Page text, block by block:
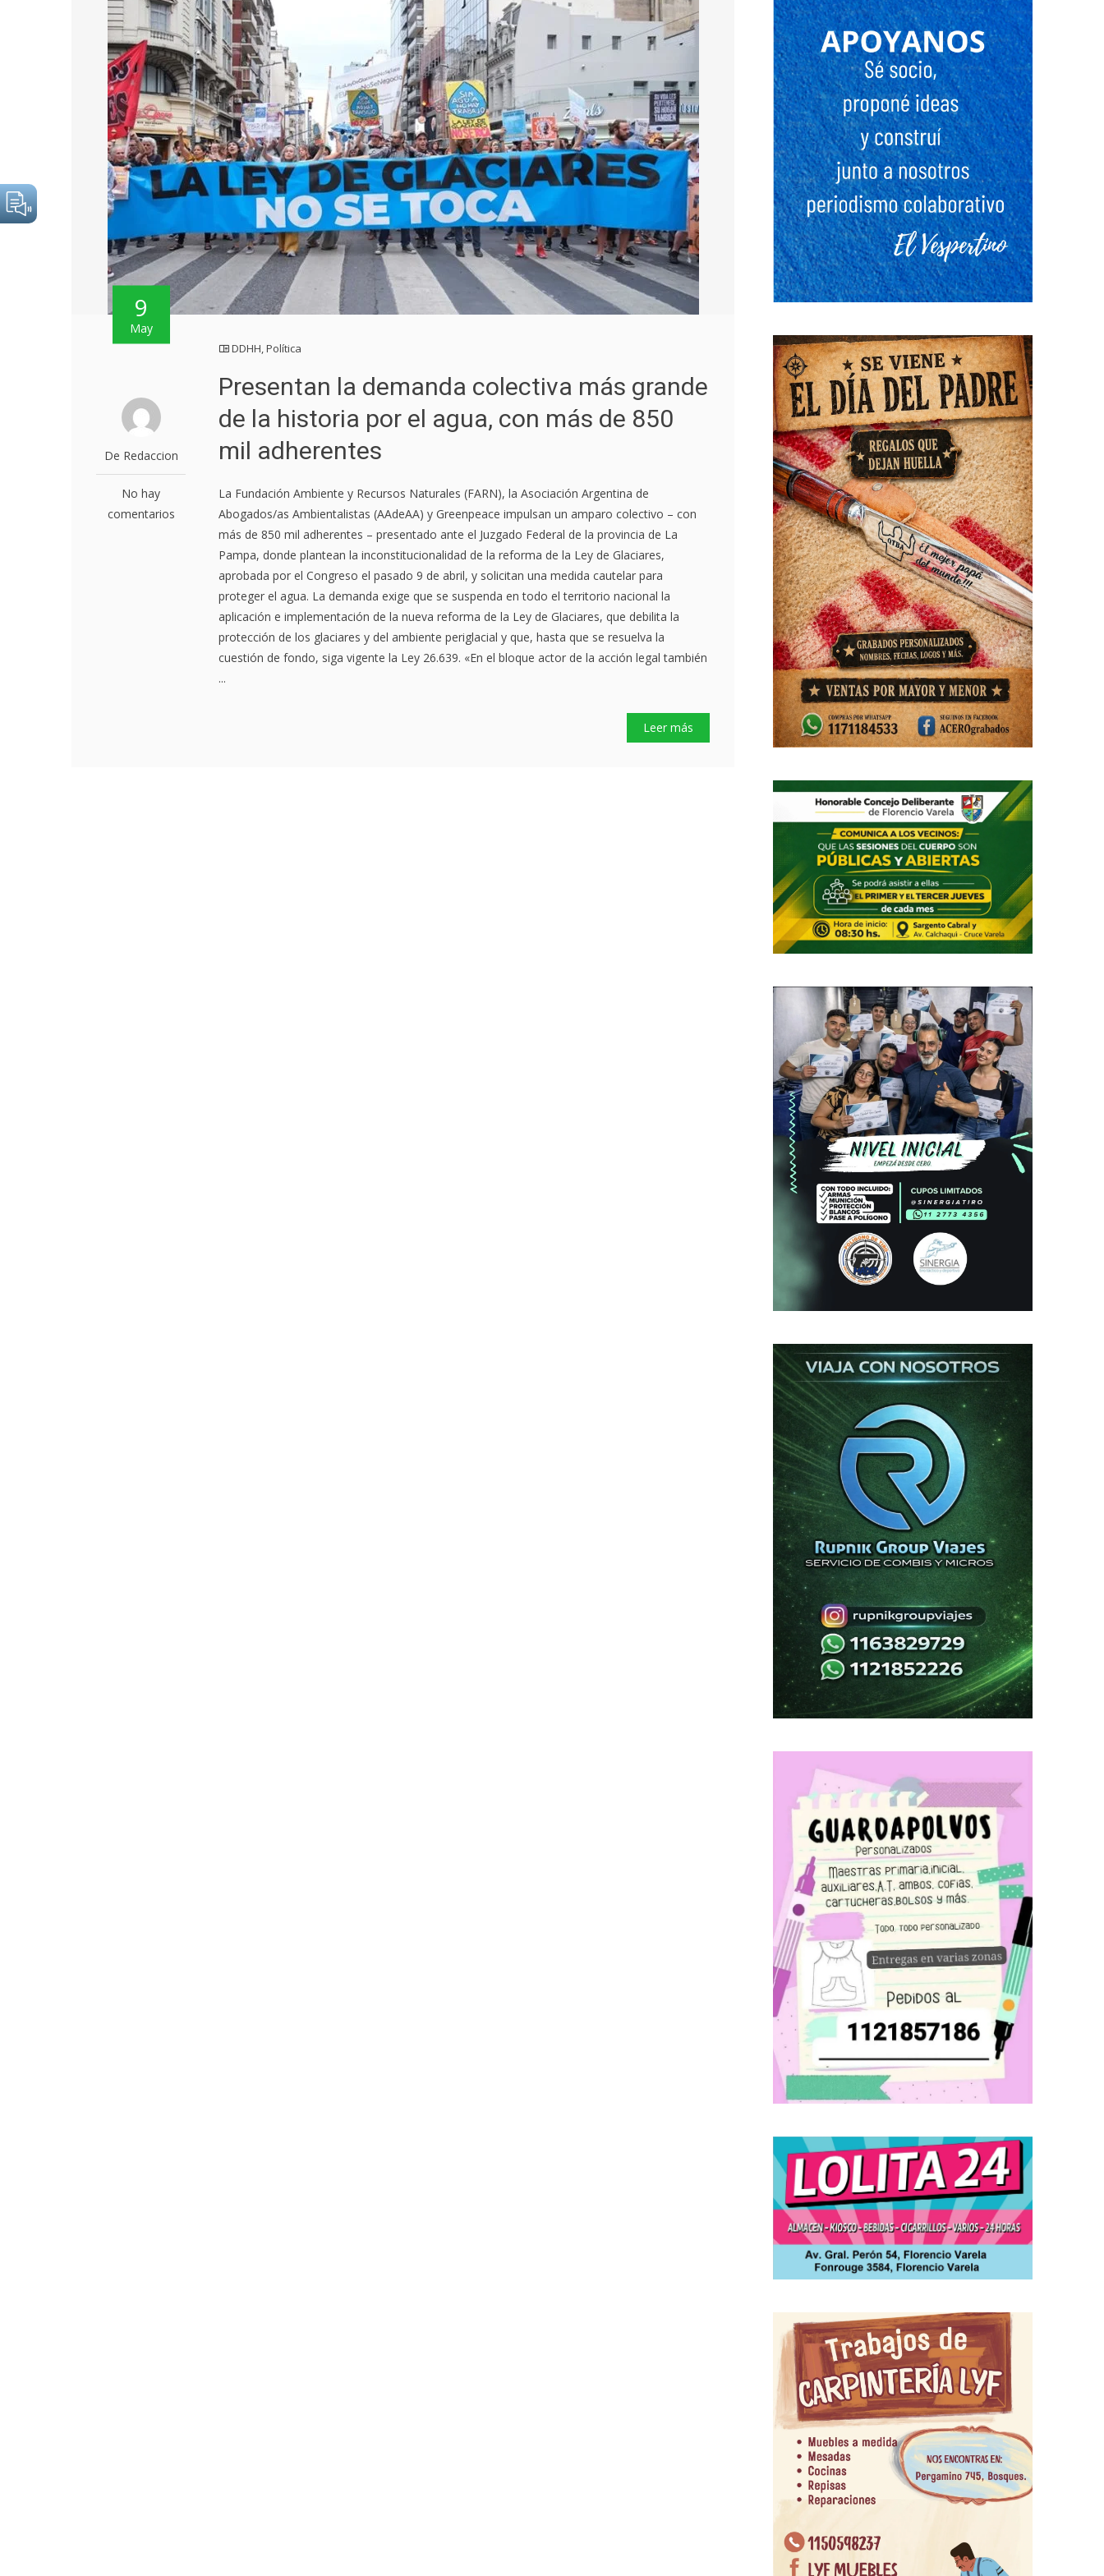
9
May
De Redaccion
No hay
comentarios
DDHH,Política
Presentan la demanda colectiva más grande
de la historia por el agua, con más de 850
mil adherentes
La Fundación Ambiente y Recursos Naturales (FARN), la Asociación Argentina de
Abogados/as Ambientalistas (AAdeAA) y Greenpeace impulsan un amparo colectivo – con
más de 850 mil adherentes – presentado ante el Juzgado Federal de la provincia de La
Pampa, donde plantean la inconstitucionalidad de la reforma de la Ley de Glaciares,
aprobada por el Congreso el pasado 9 de abril, y solicitan una medida cautelar para
proteger el agua. La demanda exige que se suspenda en todo el territorio nacional la
aplicación e implementación de la nueva reforma de la Ley de Glaciares, que debilita la
protección de los glaciares y del ambiente periglacial y que, hasta que se resuelva la
cuestión de fondo, siga vigente la Ley 26.639. «En el bloque actor de la acción legal también
...
Leer más